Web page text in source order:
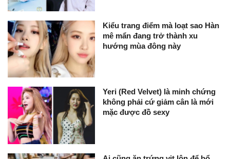
Kiểu trang điểm mà loạt sao Hàn
mê mẩn đang trở thành xu
hướng mùa đông này
Yeri (Red Velvet) là minh chứng
không phải cứ giảm cân là mới
mặc được đồ sexy